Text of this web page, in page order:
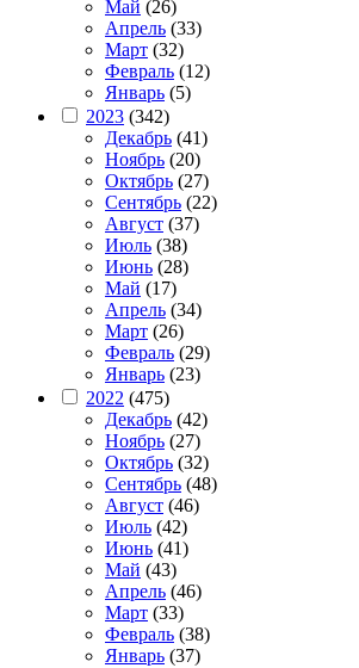
Май (26)
Апрель (33)
Март (32)
Февраль (12)
Январь (5)
2023 (342)
Декабрь (41)
Ноябрь (20)
Октябрь (27)
Сентябрь (22)
Август (37)
Июль (38)
Июнь (28)
Май (17)
Апрель (34)
Март (26)
Февраль (29)
Январь (23)
2022 (475)
Декабрь (42)
Ноябрь (27)
Октябрь (32)
Сентябрь (48)
Август (46)
Июль (42)
Июнь (41)
Май (43)
Апрель (46)
Март (33)
Февраль (38)
Январь (37)